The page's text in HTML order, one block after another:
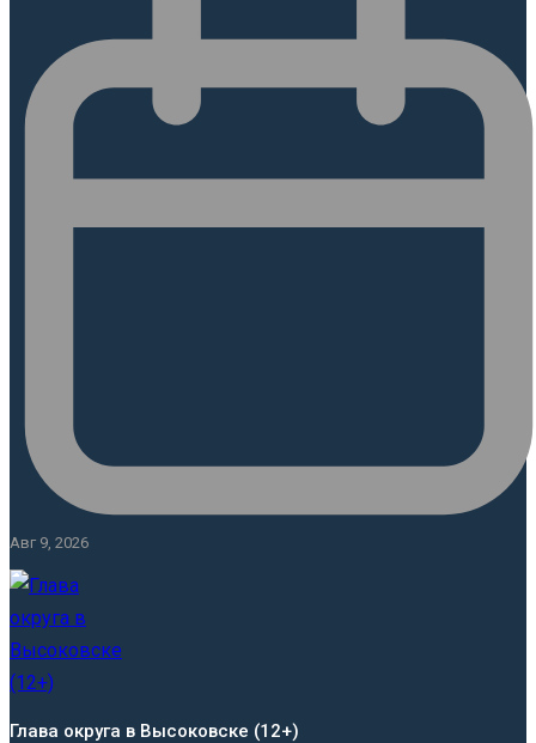
Авг 9, 2026
Глава округа в Высоковске (12+)